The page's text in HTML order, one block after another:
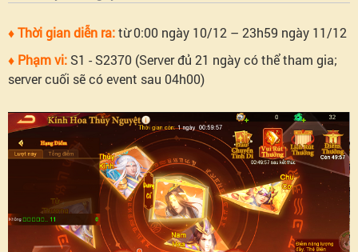
♦ Thời gian diễn ra:từ 0:00 ngày 10/12 – 23h59 ngày 11/12
♦ Phạm vi: S1 - S2370 (Server đủ 21 ngày có thể tham gia;
server cuối sẽ có event sau 04h00)
Thủy
Nguyệt